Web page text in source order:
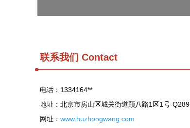
联系我们 Contact
电话：1334164**
地址：北京市房山区城关街道顾八路1区1号-Q289
网址： www.huzhongwang.com